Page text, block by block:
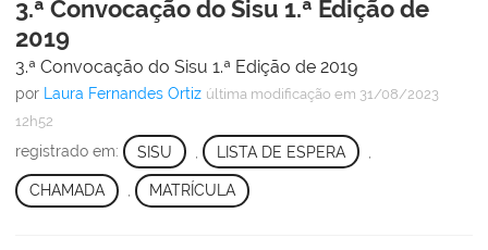
3.ª Convocação do Sisu 1.ª Edição de
2019
3.ª Convocação do Sisu 1.ª Edição de 2019
por Laura Fernandes Ortiz última modificação em 31/08/2023
12h52
registrado em: SISU LISTA DE ESPERA
CHAMADA , MATRÍCULA